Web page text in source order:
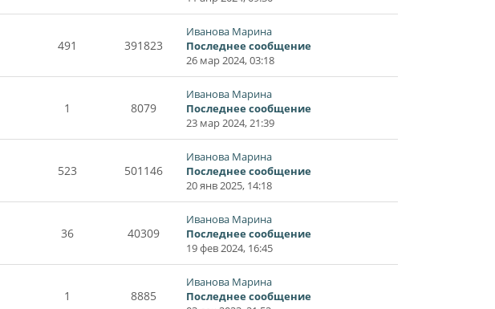
491 391823
Иванова Марина
Последнее сообщение
26 мар 2024, 03:18
1 8079
Иванова Марина
Последнее сообщение
23 мар 2024, 21:39
523 501146
Иванова Марина
Последнее сообщение
20 янв 2025, 14:18
36 40309
Иванова Марина
Последнее сообщение
19 фев 2024, 16:45
1 8885
Иванова Марина
Последнее сообщение